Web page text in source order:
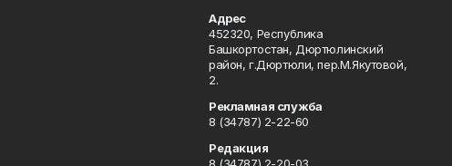
Адрес
452320, Республика
Башкортостан, Дюртюлинский
район, г.Дюртюли, пер.М.Якутовой,
2.
Рекламная служба
8 (34787) 2-22-60
Редакция